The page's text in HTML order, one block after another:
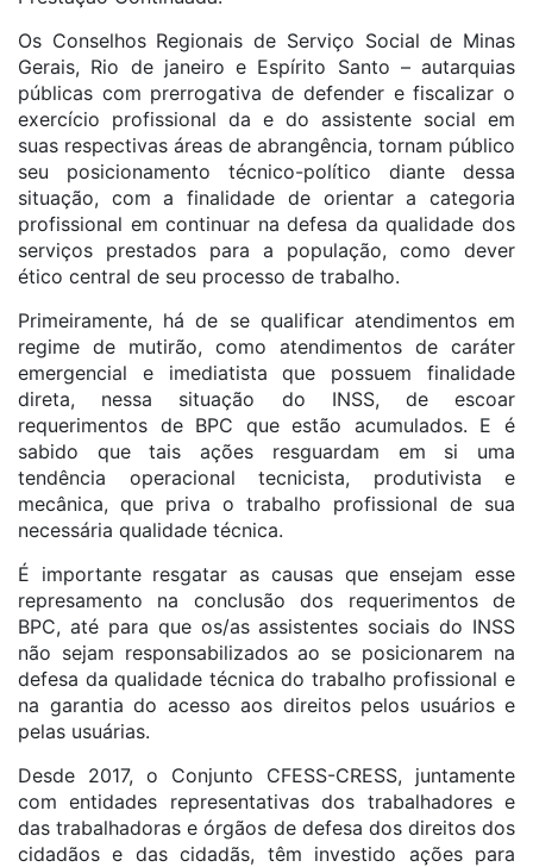
Os Conselhos Regionais de Serviço Social de Minas
Gerais, Rio de janeiro e Espírito Santo – autarquias
públicas com prerrogativa de defender e fiscalizar o
exercício profissional da e do assistente social em
suas respectivas áreas de abrangência, tornam público
seu posicionamento técnico-político diante dessa
situação, com a finalidade de orientar a categoria
profissional em continuar na defesa da qualidade dos
serviços prestados para a população, como dever
ético central de seu processo de trabalho.
Primeiramente, há de se qualificar atendimentos em
regime de mutirão, como atendimentos de caráter
emergencial e imediatista que possuem finalidade
direta, nessa situação do INSS, de escoar
requerimentos de BPC que estão acumulados. E é
sabido que tais ações resguardam em si uma
tendência operacional tecnicista, produtivista e
mecânica, que priva o trabalho profissional de sua
necessária qualidade técnica.
É importante resgatar as causas que ensejam esse
represamento na conclusão dos requerimentos de
BPC, até para que os/as assistentes sociais do INSS
não sejam responsabilizados ao se posicionarem na
defesa da qualidade técnica do trabalho profissional e
na garantia do acesso aos direitos pelos usuários e
pelas usuárias.
Desde 2017, o Conjunto CFESS-CRESS, juntamente
com entidades representativas dos trabalhadores e
das trabalhadoras e órgãos de defesa dos direitos dos
cidadãos e das cidadãs, têm investido ações para